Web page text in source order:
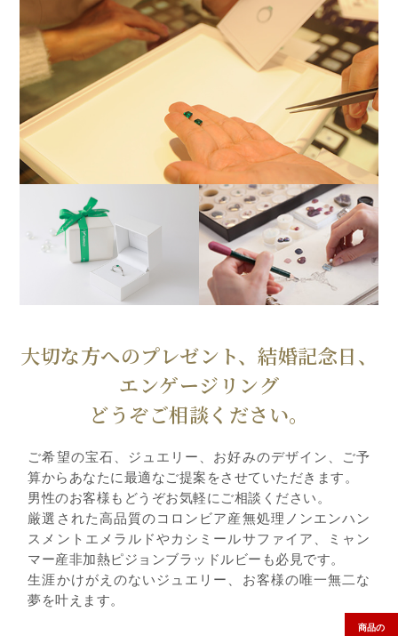
大切な方へのプレゼント、結婚記念日、
エンゲージリング
どうぞご相談ください。
ご希望の宝石、ジュエリー、お好みのデザイン、ご予
算からあなたに最適なご提案をさせていただきます。
男性のお客様もどうぞお気軽にご相談ください。
厳選された高品質のコロンビア産無処理ノンエンハン
スメントエメラルドやカシミールサファイア、ミャン
マー産非加熱ピジョンブラッドルビーも必見です。
生涯かけがえのないジュエリー、お客様の唯一無二な
夢を叶えます。
商品の